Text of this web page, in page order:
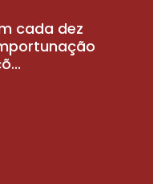
cada dez